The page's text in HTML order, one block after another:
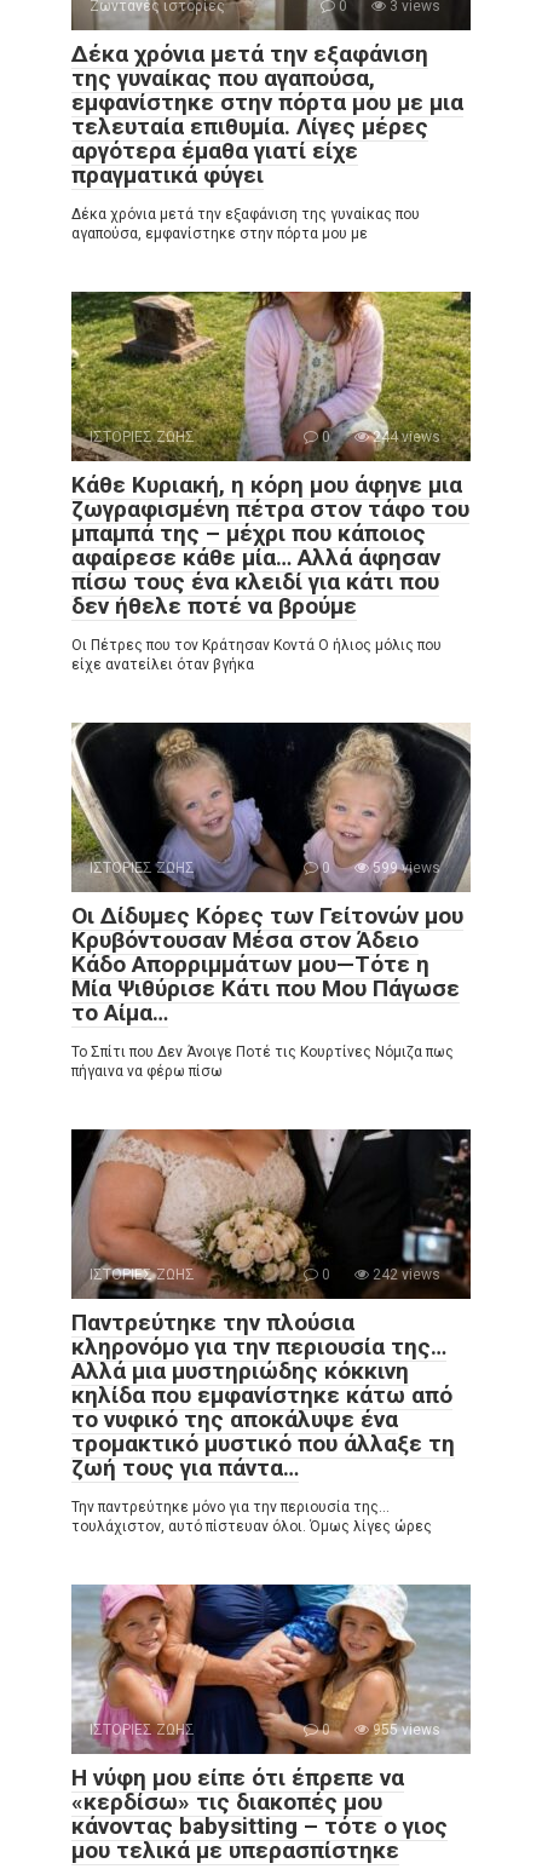
Ζωντανές ιστορίες 0 3 views
Δέκα χρόνια μετά την εξαφάνιση
της γυναίκας που αγαπούσα,
εμφανίστηκε στην πόρτα μου με μια
τελευταία επιθυμία. Λίγες μέρες
αργότερα έμαθα γιατί είχε
πραγματικά φύγει
Δέκα χρόνια μετά την εξαφάνιση της γυναίκας που
αγαπούσα, εμφανίστηκε στην πόρτα μου με
ΙΣΤΟΡΙΕΣ ΖΩΗΣ 0 244 views
Κάθε Κυριακή, η κόρη μου άφηνε μια
ζωγραφισμένη πέτρα στον τάφο του
μπαμπά της – μέχρι που κάποιος
αφαίρεσε κάθε μία… Αλλά άφησαν
πίσω τους ένα κλειδί για κάτι που
δεν ήθελε ποτέ να βρούμε
Οι Πέτρες που τον Κράτησαν Κοντά Ο ήλιος μόλις που
είχε ανατείλει όταν βγήκα
ΙΣΤΟΡΙΕΣ ΖΩΗΣ 0 599 views
Οι Δίδυμες Κόρες των Γείτονών μου
Κρυβόντουσαν Μέσα στον Άδειο
Κάδο Απορριμμάτων μου—Τότε η
Μία Ψιθύρισε Κάτι που Μου Πάγωσε
το Αίμα…
Το Σπίτι που Δεν Άνοιγε Ποτέ τις Κουρτίνες Νόμιζα πως
πήγαινα να φέρω πίσω
ΙΣΤΟΡΙΕΣ ΖΩΗΣ 0 242 views
Παντρεύτηκε την πλούσια
κληρονόμο για την περιουσία της…
Αλλά μια μυστηριώδης κόκκινη
κηλίδα που εμφανίστηκε κάτω από
το νυφικό της αποκάλυψε ένα
τρομακτικό μυστικό που άλλαξε τη
ζωή τους για πάντα…
Την παντρεύτηκε μόνο για την περιουσία της…
τουλάχιστον, αυτό πίστευαν όλοι. Όμως λίγες ώρες
ΙΣΤΟΡΙΕΣ ΖΩΗΣ 0 955 views
Η νύφη μου είπε ότι έπρεπε να
«κερδίσω» τις διακοπές μου
κάνοντας babysitting – τότε ο γιος
μου τελικά με υπερασπίστηκε